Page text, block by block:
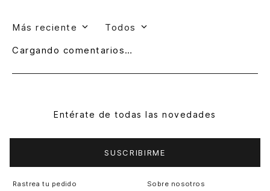
Más reciente Todos
Cargando comentarios…
Entérate de todas las novedades
SUSCRIBIRME
Rastrea tu pedido
Sobre nosotros